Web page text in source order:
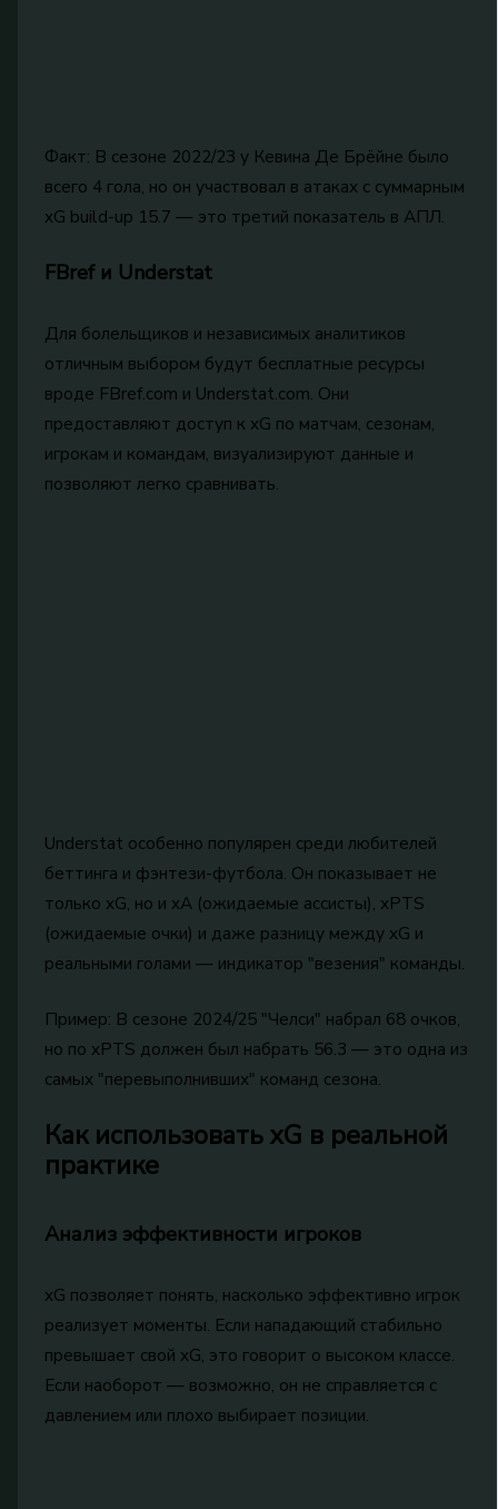
Факт: В сезоне 2022/23 у Кевина Де Брёйне было
всего 4 гола, но он участвовал в атаках с суммарным
xG build-up 15.7 — это третий показатель в АПЛ.
FBref и Understat
Для болельщиков и независимых аналитиков
отличным выбором будут бесплатные ресурсы
вроде FBref.com и Understat.com. Они
предоставляют доступ к xG по матчам, сезонам,
игрокам и командам, визуализируют данные и
позволяют легко сравнивать.
Understat особенно популярен среди любителей
беттинга и фэнтези-футбола. Он показывает не
только xG, но и xA (ожидаемые ассисты), xPTS
(ожидаемые очки) и даже разницу между xG и
реальными голами — индикатор "везения" команды.
Пример: В сезоне 2024/25 "Челси" набрал 68 очков,
но по xPTS должен был набрать 56.3 — это одна из
самых "перевыполнивших" команд сезона.
Как использовать xG в реальной
практике
Анализ эффективности игроков
xG позволяет понять, насколько эффективно игрок
реализует моменты. Если нападающий стабильно
превышает свой xG, это говорит о высоком классе.
Если наоборот — возможно, он не справляется с
давлением или плохо выбирает позиции.